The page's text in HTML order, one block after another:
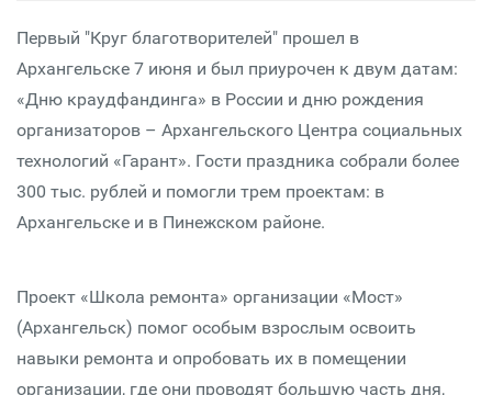
Первый "Круг благотворителей" прошел в
Архангельске 7 июня и был приурочен к двум датам:
«Дню краудфандинга» в России и дню рождения
организаторов – Архангельского Центра социальных
технологий «Гарант». Гости праздника собрали более
300 тыс. рублей и помогли трем проектам: в
Архангельске и в Пинежском районе.
Проект «Школа ремонта» организации «Мост»
(Архангельск) помог особым взрослым освоить
навыки ремонта и опробовать их в помещении
организации, где они проводят большую часть дня,